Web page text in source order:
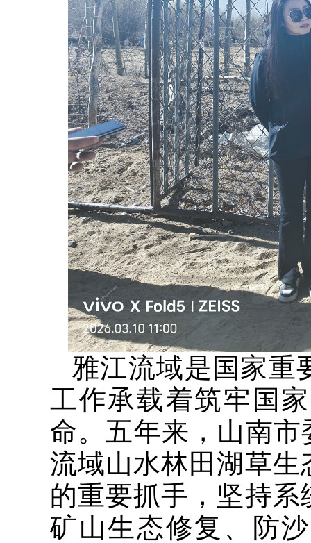
雅江流域是国家重
工作承载着筑牢国
命。五年来，山南
流域山水林田湖草
的重要抓手，坚持
矿山生态修复、防